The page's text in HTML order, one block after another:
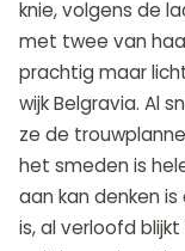
knie, volgens de
met twee van
prachtig maar
wijk Belgravia. Al
ze de
het smeden is
aan kan denken
is, al verloofd